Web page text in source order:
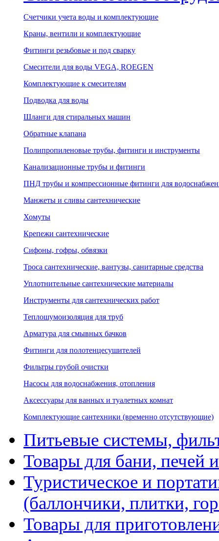
Счетчики учета воды и комплектующие
Краны, вентили и комплектующие
Фитинги резьбовые и под сварку
Смесители для воды VEGA, ROEGEN
Комплектующие к смесителям
Подводка для воды
Шланги для стиральных машин
Обратные клапана
Полипропиленовые трубы, фитинги и инструменты
Канализационные трубы и фитинги
ПНД трубы и компрессионные фитинги для
Манжеты и сливы сантехнические
Хомуты
Крепежи сантехнические
Сифоны, гофры, обвязки
Троса сантехнические, вантузы, санитарные средства
Уплотнительные сантехнические материалы
Инструменты для сантехнических работ
Теплошумоизоляция для труб
Арматура для смывных бачков
Фитинги для полотенцесушителей
Фильтры грубой очистки
Насосы для водоснабжения, отопления
Аксессуары для ванных и туалетных комнат
Комплектующие сантехники (временно отсутствующие)
Питьевые системы,
Товары для бани, печей
Туристическое и
(баллончики, плитки,
Товары для